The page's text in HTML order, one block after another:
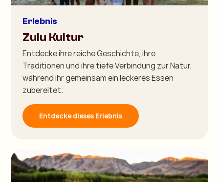
Erlebnis
Zulu Kultur
Entdecke ihre reiche Geschichte, ihre
Traditionen und ihre tiefe Verbindung zur Natur,
während ihr gemeinsam ein leckeres Essen
zubereitet.
Entdecke dieses Erlebnis